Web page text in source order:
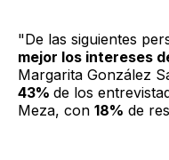
"De las siguientes
mejor los intereses
Margarita González
43% de los
Meza, con 18% de